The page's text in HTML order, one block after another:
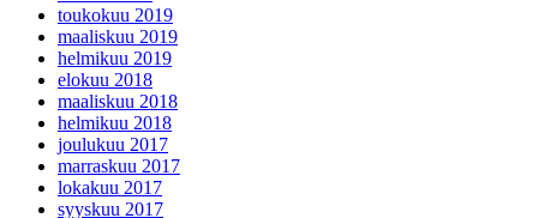
toukokuu 2019
maaliskuu 2019
helmikuu 2019
elokuu 2018
maaliskuu 2018
helmikuu 2018
joulukuu 2017
marraskuu 2017
lokakuu 2017
syyskuu 2017